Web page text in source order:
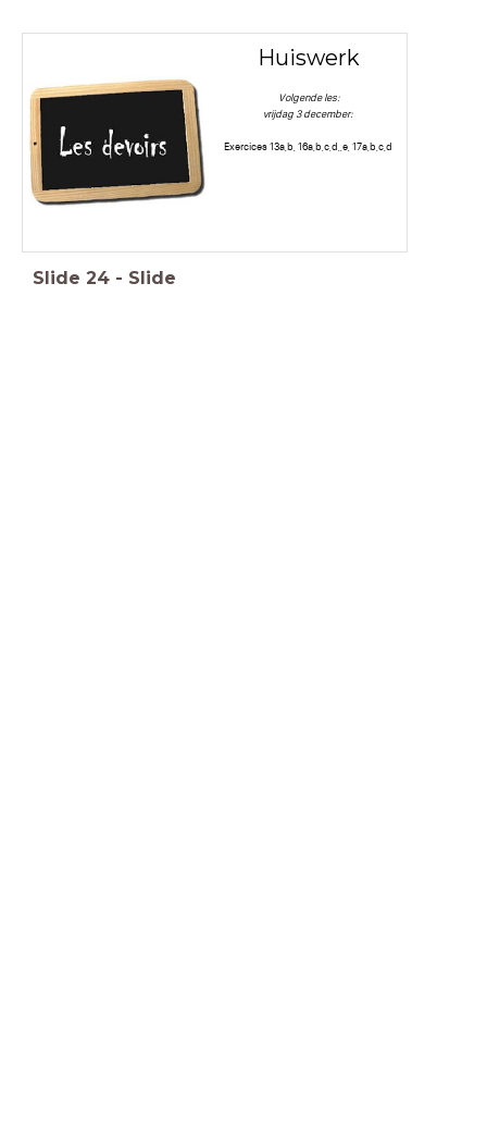
Huiswerk
Volgende les:
vrijdag 3 december:
Exercices 13a,b, 16a,b,c,d,,e, 17a,b,c,d
Slide 24 - Slide